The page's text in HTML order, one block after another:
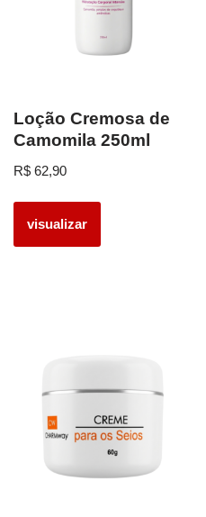
Loção Cremosa de
Camomila 250ml
R$ 62,90
visualizar